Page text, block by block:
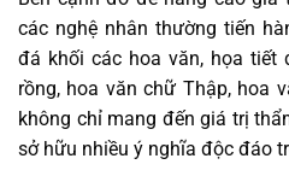
các nghệ nhân thường tiến
đá khối các hoa văn, họa tiết
rồng, hoa văn chữ Thập, hoa
không chỉ mang đến giá trị
sở hữu nhiều ý nghĩa độc đáo